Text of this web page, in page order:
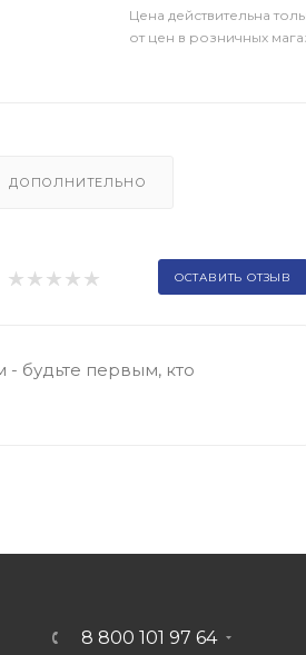
Цена действительна
от цен в розничных
ДОПОЛНИТЕЛЬНО
ОСТАВИТЬ ОТЗЫВ
будьте первым, кто
8 800 101 97 64